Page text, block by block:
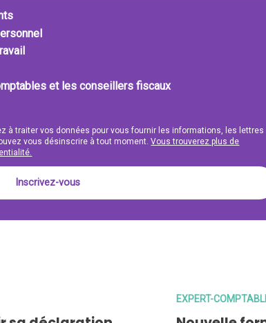
et les conseillers fiscaux
à traiter vos données pour vous fournir les informations, les lettres
vous désinscrire à tout moment.Vous trouverez plus de
EXPERT-